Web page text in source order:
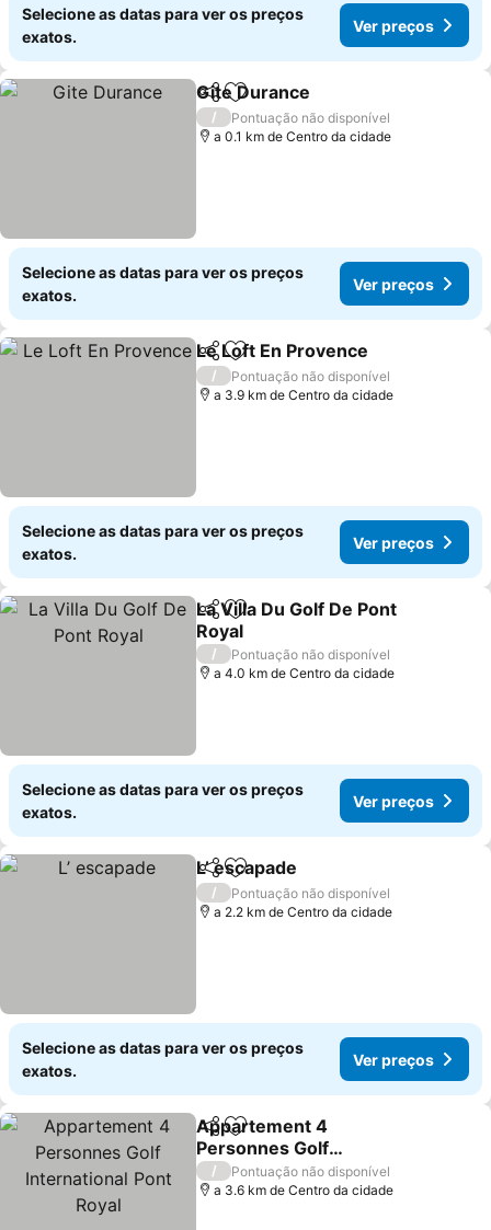
Selecione as datas para ver os preços
exatos.
Ver preços
PartilharAdicionar aos favoritos
Gite Durance
/
Pontuação não disponível
a 0.1 km de Centro da cidade
Selecione as datas para ver os preços
exatos.
Ver preços
PartilharAdicionar aos favoritos
Le Loft En Provence
/
Pontuação não disponível
a 3.9 km de Centro da cidade
Selecione as datas para ver os preços
exatos.
Ver preços
PartilharAdicionar aos favoritos
La Villa Du Golf De Pont
Royal
Ver preços
/
Pontuação não disponível
a 4.0 km de Centro da cidade
Selecione as datas para ver os preços
exatos.
Ver preços
PartilharAdicionar aos favoritos
L’ escapade
/
Pontuação não disponível
a 2.2 km de Centro da cidade
Selecione as datas para ver os preços
exatos.
Ver preços
PartilharAdicionar aos favoritos
Appartement 4
Personnes Golf
International Pont Royal
Ver preços
/
Pontuação não disponível
a 3.6 km de Centro da cidade